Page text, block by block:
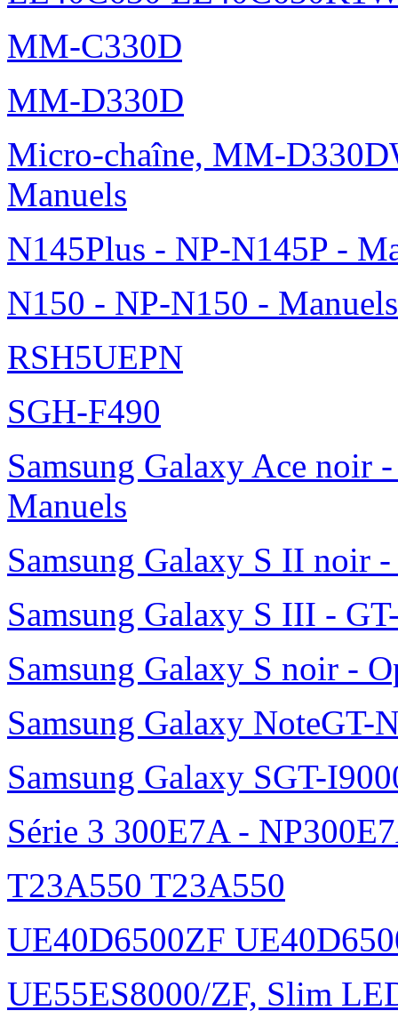
Galaxy Tab 10.1 GT-
Galaxy YGT-S5360
LE32C350
LE40C630
MM-C330D
MM-D330D
Micro-chaîne, MM-
Manuels
N145Plus - NP-N145P -
N150 - NP-N150 - Manuels
RSH5UEPN
SGH-F490
Samsung Galaxy Ace noir
Manuels
Samsung Galaxy S II noir
Samsung Galaxy S III -
Samsung Galaxy S noir -
Samsung Galaxy NoteGT-
Samsung Galaxy SGT-